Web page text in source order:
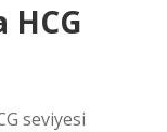
HCG
seviyesi